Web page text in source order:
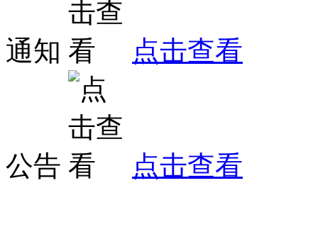
通知 点击查看
公告 点击查看